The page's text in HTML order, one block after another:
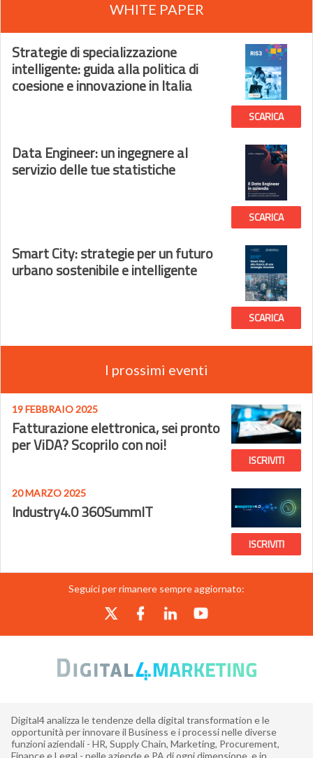
WHITE PAPER
Strategie di specializzazione
intelligente: guida alla politica di
coesione e innovazione in Italia
SCARICA
Data Engineer: un ingegnere al
servizio delle tue statistiche
SCARICA
Smart City: strategie per un futuro
urbano sostenibile e intelligente
SCARICA
I prossimi eventi
19 FEBBRAIO 2025
Fatturazione elettronica, sei pronto
per ViDA? Scoprilo con noi!
ISCRIVITI
20 MARZO 2025
Industry4.0 360SummIT
ISCRIVITI
Seguici per rimanere sempre aggiornato:
Digital4 analizza le tendenze della digital transformation e le
opportunità per innovare il Business e i processi nelle diverse
funzioni aziendali - HR, Supply Chain, Marketing, Procurement,
Finance e Legal - nelle aziende e PA di ogni dimensione, e in